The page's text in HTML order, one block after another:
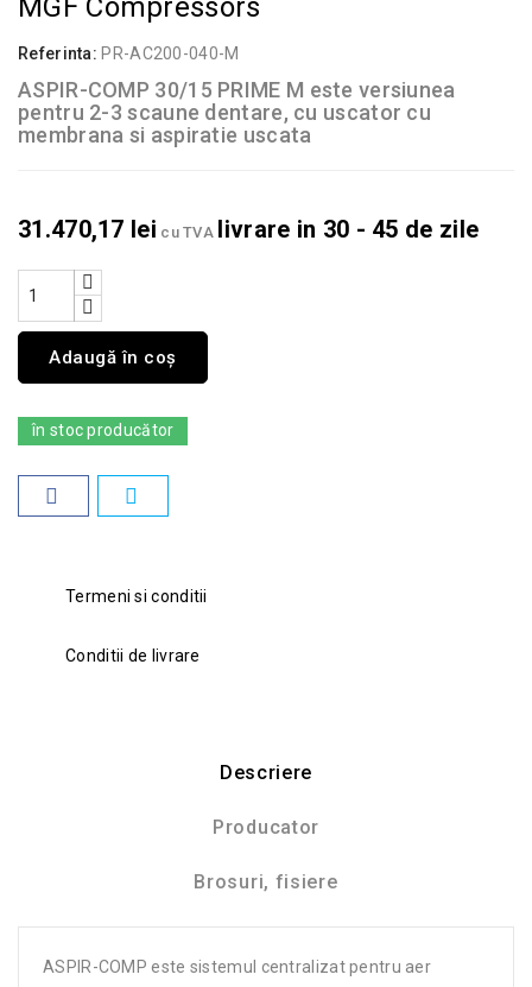
MGF Compressors
Referinta: PR-AC200-040-M
ASPIR-COMP 30/15 PRIME M este versiunea
pentru 2-3 scaune dentare, cu uscator cu
membrana si aspiratie uscata
31.470,17 lei cu TVA livrare in 30 - 45 de zile
Adaugă în coș
în stoc producător
Termeni si conditii
Conditii de livrare
Descriere
Producator
Brosuri, fisiere
ASPIR-COMP este sistemul centralizat pentru aer